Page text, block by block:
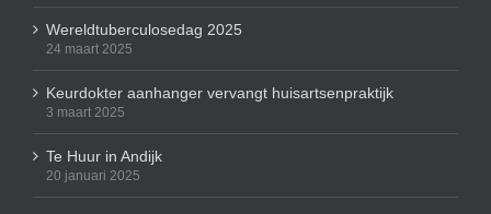
Wereldtuberculosedag 2025
24 maart 2025
Keurdokter aanhanger vervangt huisartsenpraktijk
3 maart 2025
Te Huur in Andijk
20 januari 2025